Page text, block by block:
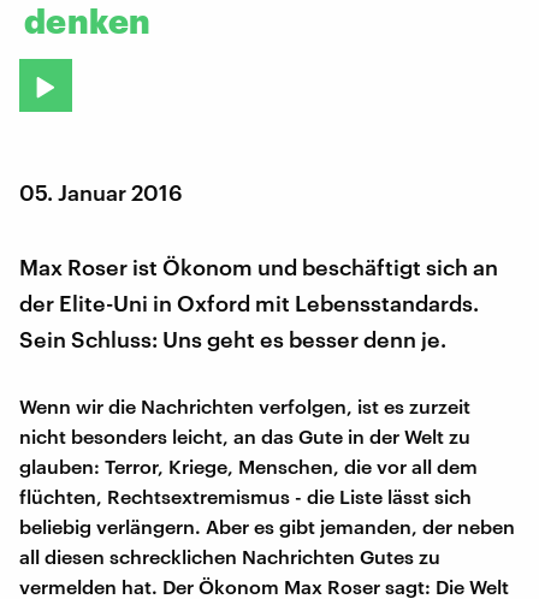
denken
05. Januar 2016
Max Roser ist Ökonom und beschäftigt sich an
der Elite-Uni in Oxford mit Lebensstandards.
Sein Schluss: Uns geht es besser denn je.
Wenn wir die Nachrichten verfolgen, ist es zurzeit
nicht besonders leicht, an das Gute in der Welt zu
glauben: Terror, Kriege, Menschen, die vor all dem
flüchten, Rechtsextremismus - die Liste lässt sich
beliebig verlängern. Aber es gibt jemanden, der neben
all diesen schrecklichen Nachrichten Gutes zu
vermelden hat. Der Ökonom Max Roser sagt: Die Welt